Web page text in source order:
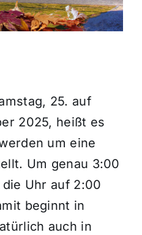
25. auf
2025, heißt es
um eine
Um genau 3:00
Uhr auf 2:00
beginnt in
auch in